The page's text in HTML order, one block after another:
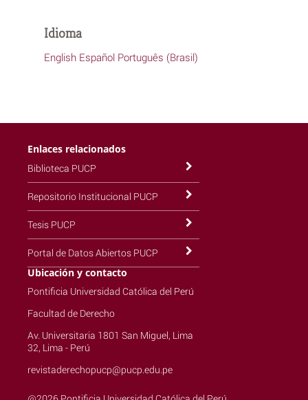
Idioma
English Español Português (Brasil)
Enlaces relacionados
Biblioteca PUCP
Repositorio Institucional PUCP
Tesis PUCP
Portal de Datos Abiertos PUCP
Ubicación y contacto
Pontificia Universidad Católica del Perú
Facultad de Derecho
Av. Universitaria 1801 San Miguel, Lima
32, Lima - Perú
revistaderechopucp@pucp.edu.pe